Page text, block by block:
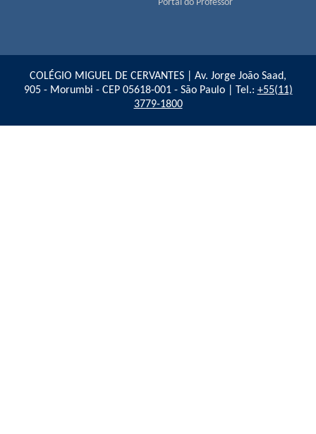
Portal do Professor
COLÉGIO MIGUEL DE CERVANTES | Av. Jorge João Saad,
905 - Morumbi - CEP 05618-001 - São Paulo | Tel.: +55(11)
3779-1800